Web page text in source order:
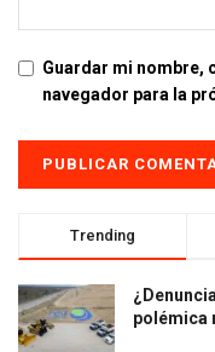
Guardar mi nombre,
navegador para la
Trending
polémica